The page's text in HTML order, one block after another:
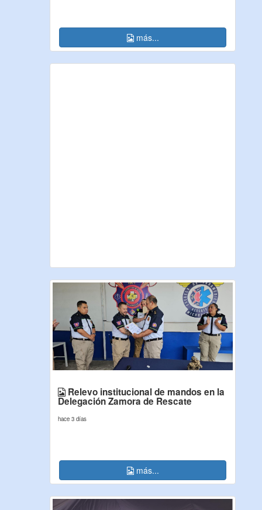
más...
Relevo institucional de mandos en la
Delegación Zamora de Rescate
hace 3 días
más...